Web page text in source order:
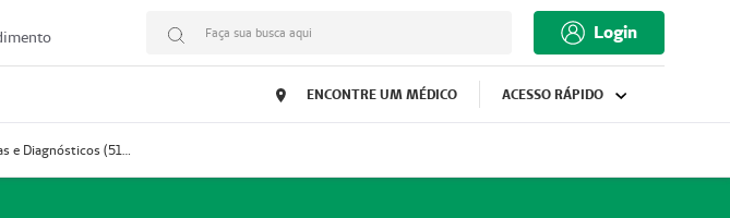
Faça sua busca aqui Login
ENCONTRE UM MÉDICO ACESSO RÁPIDO
Prestador Medlife Consultas e Diagnósticos (51004334-2)